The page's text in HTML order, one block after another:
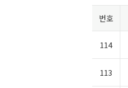
번호
114
113